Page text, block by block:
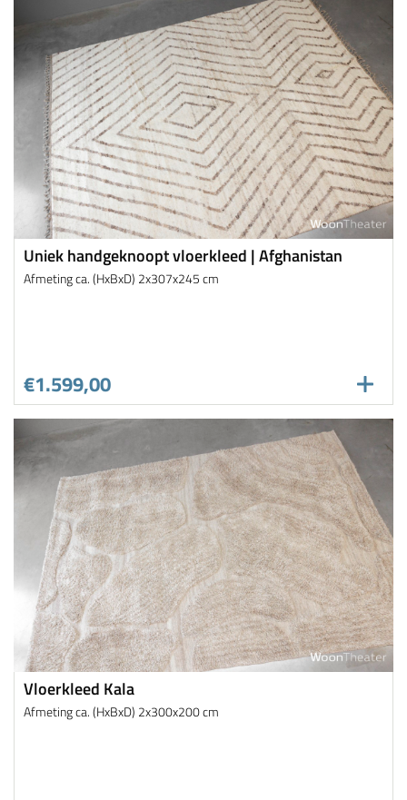
Uniek handgeknoopt vloerkleed | Afghanistan
Afmeting ca. (HxBxD) 2x307x245 cm
€1.599,00
Vloerkleed Kala
Afmeting ca. (HxBxD) 2x300x200 cm